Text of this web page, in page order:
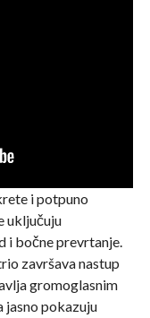
i potpuno
uključuju
i bočne prevrtanje.
završava nastup
gromoglasnim
jasno pokazuju